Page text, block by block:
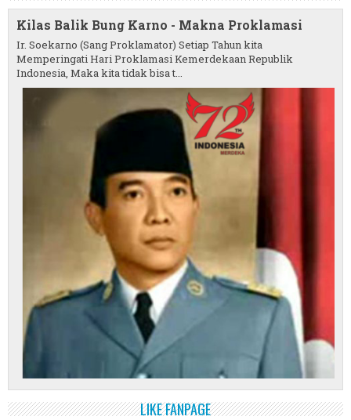
Kilas Balik Bung Karno - Makna Proklamasi
Ir. Soekarno (Sang Proklamator) Setiap Tahun kita
Memperingati Hari Proklamasi Kemerdekaan Republik
Indonesia, Maka kita tidak bisa t...
LIKE FANPAGE